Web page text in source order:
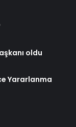
oldu
Yararlanma